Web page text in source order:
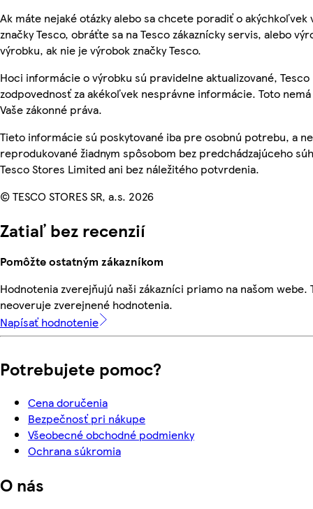
Ak máte nejaké otázky alebo sa chcete poradiť o akýchkoľvek
značky Tesco, obráťte sa na Tesco zákaznícky servis, alebo
výrobku, ak nie je výrobok značky Tesco.
Hoci informácie o výrobku sú pravidelne aktualizované, Tesco
zodpovednosť za akékoľvek nesprávne informácie. Toto
Vaše zákonné práva.
Tieto informácie sú poskytované iba pre osobnú potrebu, a
reprodukované žiadnym spôsobom bez predchádzajúceho
Tesco Stores Limited ani bez náležitého potvrdenia.
© TESCO STORES SR, a.s. 2026
Zatiaľ bez recenzií
Pomôžte ostatným zákazníkom
Hodnotenia zverejňujú naši zákazníci priamo na našom webe.
neoveruje zverejnené hodnotenia.
Napísať hodnotenie
Potrebujete pomoc?
Cena doručenia
Bezpečnosť pri nákupe
Všeobecné obchodné podmienky
Ochrana súkromia
O nás